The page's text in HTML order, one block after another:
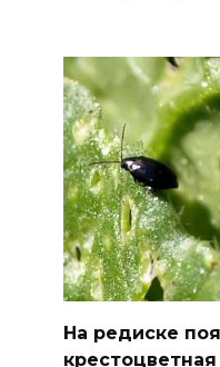
На редиске